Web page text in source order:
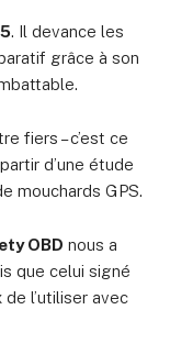
. Il devance les
grâce à son
fiers – c’est ce
d’une étude
mouchards GPS.
OBD nous a
que celui signé
l’utiliser avec